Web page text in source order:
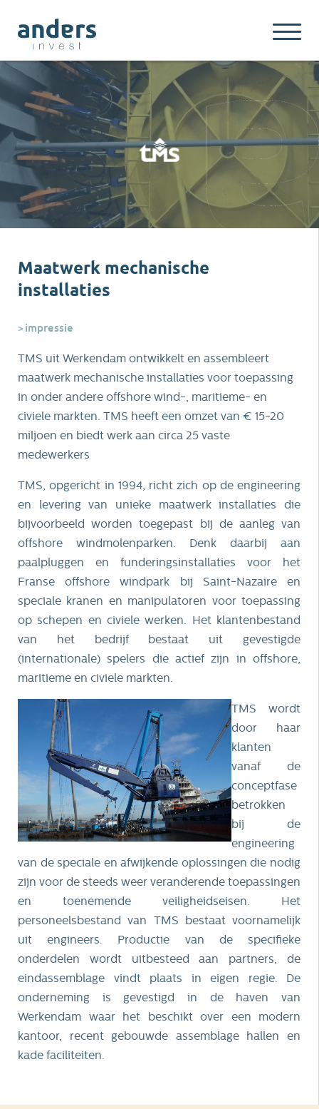
Maatwerk mechanische
installaties
impressie
TMS uit Werkendam ontwikkelt en assembleert
maatwerk mechanische installaties voor toepassing
in onder andere offshore wind-, maritieme- en
civiele markten. TMS heeft een omzet van € 15-20
miljoen en biedt werk aan circa 25 vaste
medewerkers
TMS, opgericht in 1994, richt zich op de engineering
en levering van unieke maatwerk installaties die
bijvoorbeeld worden toegepast bij de aanleg van
offshore windmolenparken. Denk daarbij aan
paalpluggen en funderingsinstallaties voor het
Franse offshore windpark bij Saint-Nazaire en
speciale kranen en manipulatoren voor toepassing
op schepen en civiele werken. Het klantenbestand
van het bedrijf bestaat uit gevestigde
(internationale) spelers die actief zijn in offshore,
maritieme en civiele markten.
TMS wordt
door haar
klanten
vanaf de
conceptfase
betrokken
bij de
engineering
van de speciale en afwijkende oplossingen die nodig
zijn voor de steeds weer veranderende toepassingen
en toenemende veiligheidseisen. Het
personeelsbestand van TMS bestaat voornamelijk
uit engineers. Productie van de specifieke
onderdelen wordt uitbesteed aan partners, de
eindassemblage vindt plaats in eigen regie. De
onderneming is gevestigd in de haven van
Werkendam waar het beschikt over een modern
kantoor, recent gebouwde assemblage hallen en
kade faciliteiten.